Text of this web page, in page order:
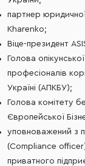
партнер
Kharenko;
Віце-президент
Голова
професіоналів
Україні (АПКБУ);
Голова комітету
Європейської
уповноважений з
(Compliance
приватного